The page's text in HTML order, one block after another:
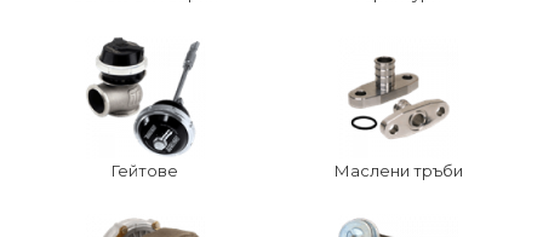
Гейтове Маслени тръби